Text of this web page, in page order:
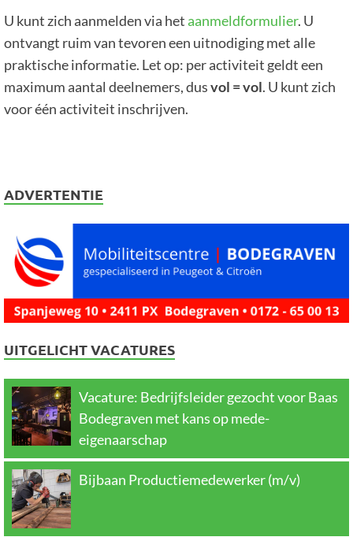
U kunt zich aanmelden via het aanmeldformulier. U
ontvangt ruim van tevoren een uitnodiging met alle
praktische informatie. Let op: per activiteit geldt een
maximum aantal deelnemers, dusvol = vol. U kunt zich
voor één activiteit inschrijven.
ADVERTENTIE
UITGELICHT VACATURES
Vacature: Bedrijfsleider gezocht voor Baas
Bodegraven met kans op mede-
eigenaarschap
Bijbaan Productiemedewerker (m/v)